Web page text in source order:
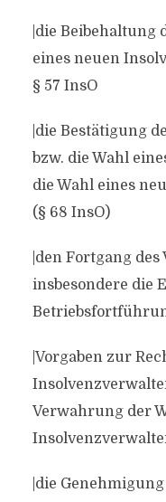
|die Beibehaltung
eines neuen
§ 57 InsO
|die Bestätigung
bzw. die Wahl
die Wahl eines
(§ 68 InsO)
|den Fortgang
insbesondere die
|Vorgaben zur
Verwahrung der
|die